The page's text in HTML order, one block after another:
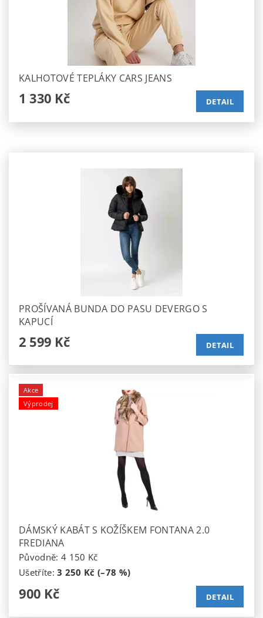
KALHOTOVÉ TEPLÁKY CARS JEANS
1 330 Kč DETAIL
PROŠÍVANÁ BUNDA DO PASU DEVERGO S
KAPUCÍ
2 599 Kč DETAIL
Akce
Výprodej
DÁMSKÝ KABÁT S KOŽÍŠKEM FONTANA 2.0
FREDIANA
Původně: 4 150 Kč
Ušetříte:3 250 Kč (–78 %)
900 Kč DETAIL